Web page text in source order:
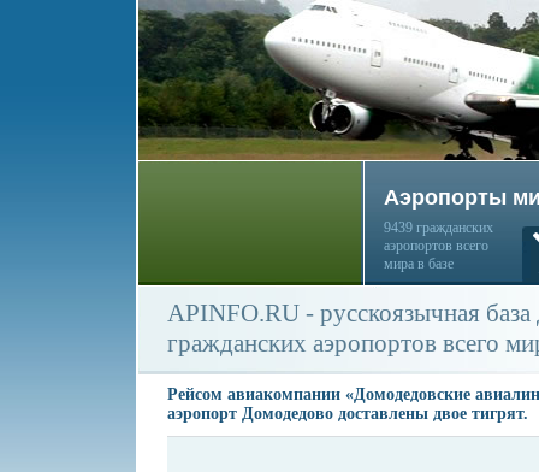
Аэропорты
9439 гражданских
аэропортов всего
мира в базе
APINFO.RU - русскоязычная
гражданских аэропортов всего
Рейсом авиакомпании «Домодедовские
аэропорт Домодедово доставлены двое тигрят.